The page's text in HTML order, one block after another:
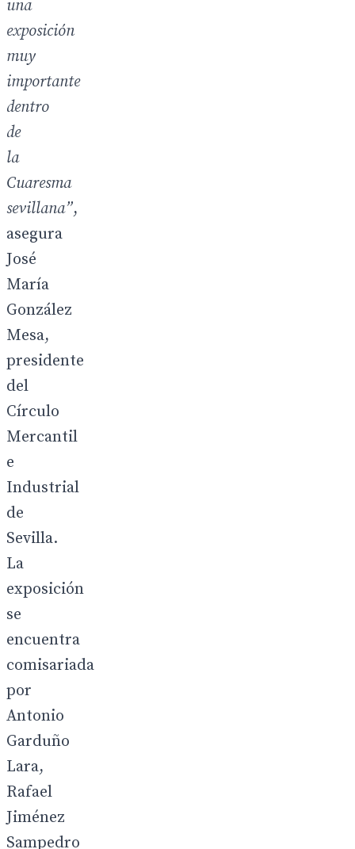
una
exposición
muy
importante
dentro
de
la
Cuaresma
sevillana”,
asegura
José
María
González
Mesa,
presidente
del
Círculo
Mercantil
e
Industrial
de
Sevilla.
La
exposición
se
encuentra
comisariada
por
Antonio
Garduño
Lara,
Rafael
Jiménez
Sampedro